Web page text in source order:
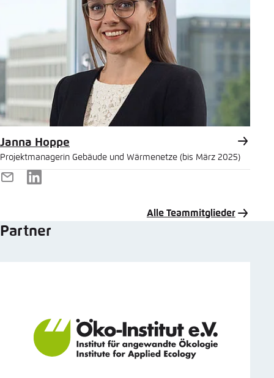
Janna Hoppe
Projektmanagerin Gebäude und Wärmenetze (bis März 2025)
E-
LinkedIn
Alle Teammitglieder
Partner